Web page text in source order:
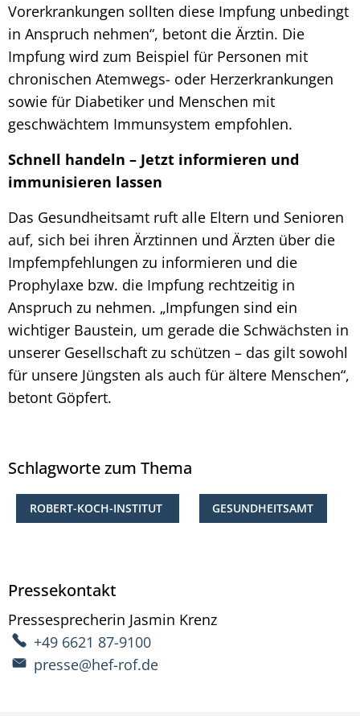
Vorerkrankungen sollten diese Impfung unbedingt
in Anspruch nehmen“, betont die Ärztin. Die
Impfung wird zum Beispiel für Personen mit
chronischen Atemwegs- oder Herzerkrankungen
sowie für Diabetiker und Menschen mit
geschwächtem Immunsystem empfohlen.
Schnell handeln – Jetzt informieren und
immunisieren lassen
Das Gesundheitsamt ruft alle Eltern und Senioren
auf, sich bei ihren Ärztinnen und Ärzten über die
Impfempfehlungen zu informieren und die
Prophylaxe bzw. die Impfung rechtzeitig in
Anspruch zu nehmen. „Impfungen sind ein
wichtiger Baustein, um gerade die Schwächsten in
unserer Gesellschaft zu schützen – das gilt sowohl
für unsere Jüngsten als auch für ältere Menschen“,
betont Göpfert.
Schlagworte zum Thema
ROBERT-KOCH-INSTITUT GESUNDHEITSAMT
Pressekontakt
Pressesprecherin Jasmin Krenz
+49 6621 87-9100
presse@hef-rof.de